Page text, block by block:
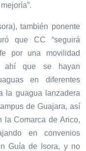
también ponente
que CC “seguirá
por una movilidad
ahí que se hayan
en diferentes
la guagua lanzadera
de Guajara, así
la Comarca de Arico,
en convenios
Guía de Isora, y no